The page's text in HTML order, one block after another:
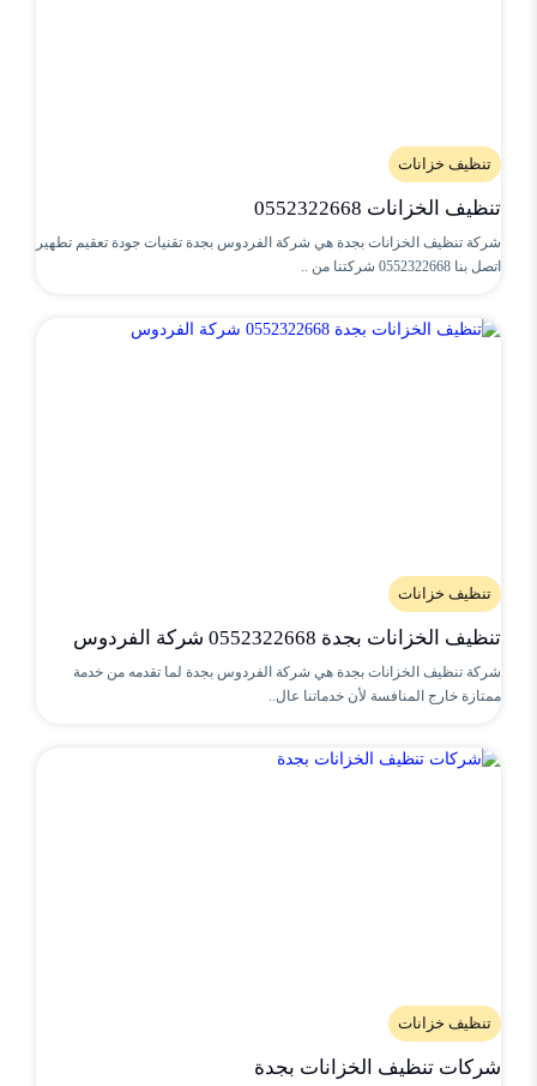
تنظيف خزانات
تنظيف الخزانات 0552322668
شركة تنظيف الخزانات بجدة هي شركة الفردوس بجدة تقنيات جودة تعقيم تطهير
اتصل بنا 0552322668 شركتنا من ..
تنظيف خزانات
تنظيف الخزانات بجدة 0552322668 شركة الفردوس
شركة تنظيف الخزانات بجدة هي شركة الفردوس بجدة لما تقدمه من خدمة
ممتازة خارج المنافسة لأن خدماتنا عال..
تنظيف خزانات
شركات تنظيف الخزانات بجدة